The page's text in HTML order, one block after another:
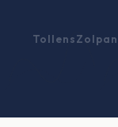
TollensZolpan